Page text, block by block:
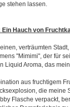
stehen lassen.
Ein Hauch von
verträumten
"Mimimi", der für
Liquid Aroma, das
aus fruchtigem
die meine
Flasche verpackt,